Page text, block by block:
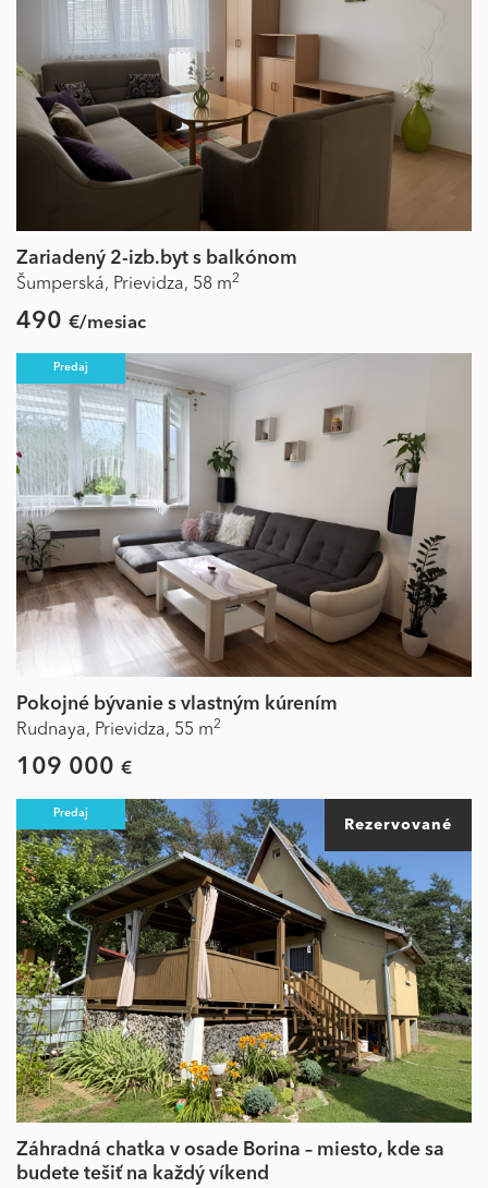
Zariadený 2-izb.byt s balkónom
Šumperská, Prievidza, 58 m2
490 €/mesiac
Predaj
Pokojné bývanie s vlastným kúrením
Rudnaya, Prievidza, 55 m2
109 000 €
Predaj
Rezervované
Záhradná chatka v osade Borina – miesto, kde sa
budete tešiť na každý víkend